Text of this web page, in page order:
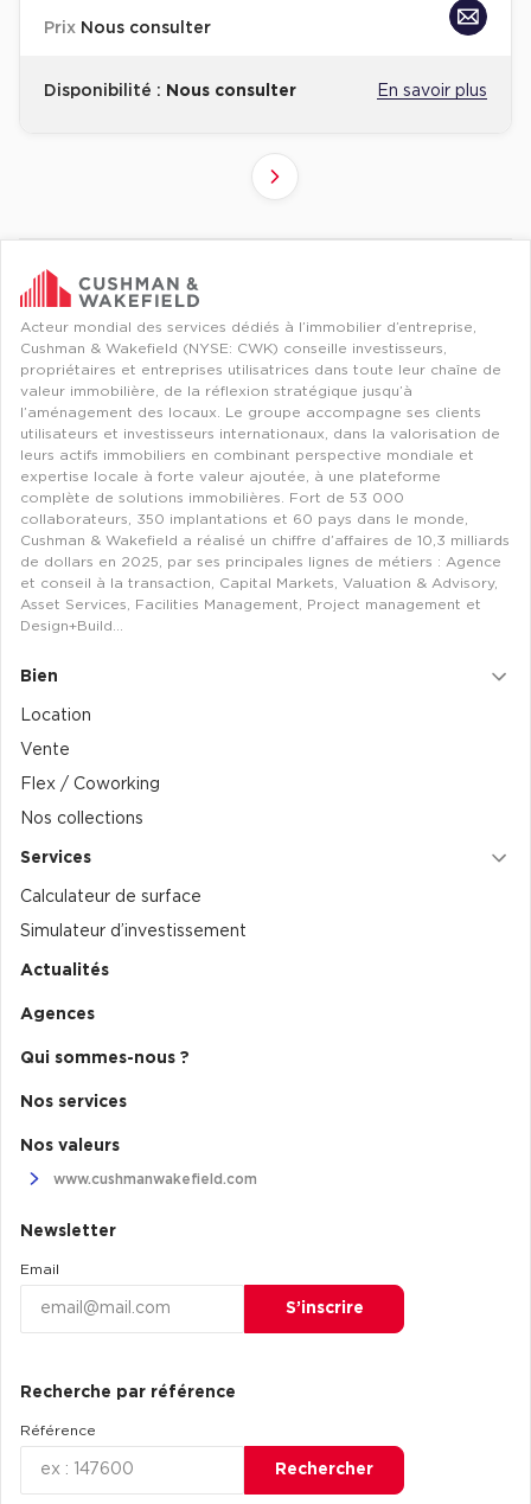
Prix Nous consulter
Disponibilité : Nous consulter En savoir plus
Suivant
Revenir à l'accueil -
Acteur mondial des services dédiés à l’immobilier d’entreprise,
Cushman & Wakefield (NYSE: CWK) conseille investisseurs,
propriétaires et entreprises utilisatrices dans toute leur chaîne de
valeur immobilière, de la réflexion stratégique jusqu’à
l’aménagement des locaux. Le groupe accompagne ses clients
utilisateurs et investisseurs internationaux, dans la valorisation de
leurs actifs immobiliers en combinant perspective mondiale et
expertise locale à forte valeur ajoutée, à une plateforme
complète de solutions immobilières. Fort de 53 000
collaborateurs, 350 implantations et 60 pays dans le monde,
Cushman & Wakefield a réalisé un chiffre d’affaires de 10,3 milliards
de dollars en 2025, par ses principales lignes de métiers : Agence
et conseil à la transaction, Capital Markets, Valuation & Advisory,
Asset Services, Facilities Management, Project management et
Design+Build…
Bien
Location
Vente
Flex / Coworking
Nos collections
Services
Calculateur de surface
Simulateur d’investissement
Actualités
Agences
Qui sommes-nous ?
Nos services
Nos valeurs
www.cushmanwakefield.com
Newsletter
Email
S’inscrire
Recherche par référence
Référence
Rechercher